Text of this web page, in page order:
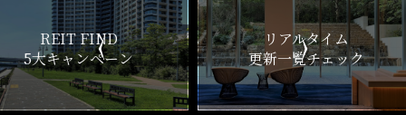
ン
リアルタイム
更新一覧チェック
新